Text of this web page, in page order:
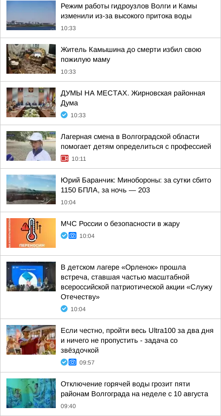
Режим работы гидроузлов Волги и Камы
изменили из-за высокого притока воды
10:33
Житель Камышина до смерти избил свою
пожилую маму
10:33
ДУМЫ НА МЕСТАХ. Жирновская районная
Дума
10:33
Лагерная смена в Волгоградской области
помогает детям определиться с профессией
10:11
Юрий Баранчик: Минобороны: за сутки сбито
1150 БПЛА, за ночь — 203
10:04
МЧС России о безопасности в жару
10:04
В детском лагере «Орленок» прошла
встреча, ставшая частью масштабной
всероссийской патриотической акции «Служу
Отечеству»
10:04
Если честно, пройти весь Ultra100 за два дня
и ничего не пропустить - задача со
звёздочкой
09:57
Отключение горячей воды грозит пяти
районам Волгограда на неделе с 10 августа
09:40